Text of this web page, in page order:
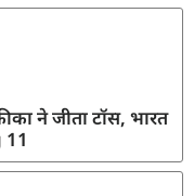
ने जीता टॉस, भारत
11